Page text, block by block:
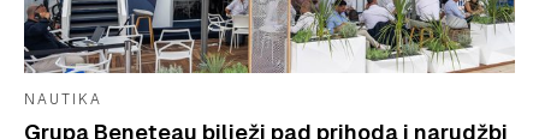
NAUTIKA
Grupa Beneteau bilježi pad prihoda i narudžbi